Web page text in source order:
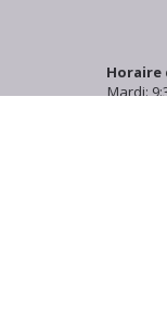
Horaire
Mardi: